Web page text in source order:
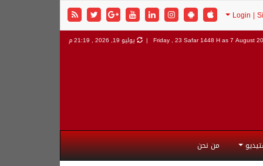
Friday , 23 Safar 1448 H as7 August يوليو 19, 2026 , 21:19 م
من نحن